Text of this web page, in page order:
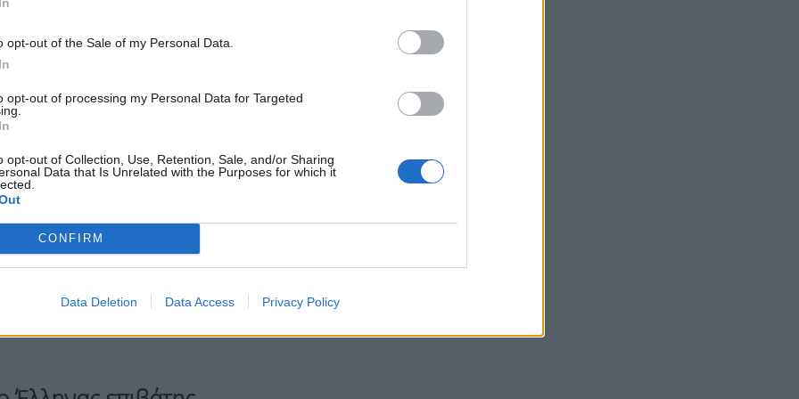
opt-out of the Sale of my Personal Data.
opt-out of processing my Personal Data for Targeted
opt-out of Collection, Use, Retention, Sale, and/or Sharing
Data that Is Unrelated with the Purposes for which it
CONFIRM
Data Deletion Data Access Privacy Policy
ακόμη, εξηγώντας ότι δεν είναι εύκολο να
πρώτα κρούσματα, δεν μεταδόθηκαν από
άτομα που κόλλησαν) πήγαν σε μία
σπάνια πουλιά. Έμειναν πάρα πολύ
τρωκτικών, τα οποία ήταν μολυσμένα».
τον κορονοϊό και παρά την πολύ μικρή
να φύγει η οποιαδήποτε αμφιβολία, λέμε
τον χρόνο επώασης της νόσου, δηλαδή 45
νόσο -κάτι που είναι πολύ μικρής
συμπολίτη μας, στον ελάχιστο κίνδυνο